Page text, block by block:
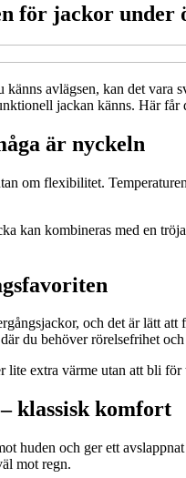
för jackor under
avlägsen, kan det
jackan känns. Här
är nyckeln
om flexibilitet.
kan kombineras med en
och det är lätt
du behöver rörelsefrihet
extra värme utan att bli
klassisk komfort
huden och ger ett
mot regn.